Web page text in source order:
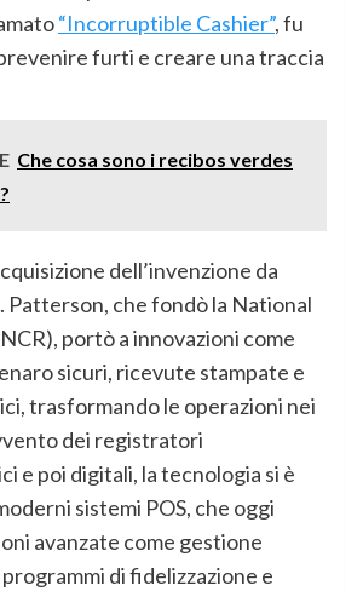
“Incorruptible Cashier”, fu
furti e creare una traccia
Che cosa sono i recibos verdes
dell’invenzione da
Patterson, che fondò la National
portò a innovazioni come
sicuri, ricevute stampate e
trasformando le operazioni nei
dei registratori
e poi digitali, la tecnologia si è
sistemi POS, che oggi
avanzate come gestione
di fidelizzazione e